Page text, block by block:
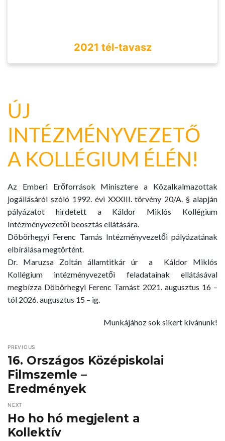
2021 tél-tavasz
ÚJ
INTÉZMÉNYVEZETŐ
A KOLLÉGIUM ÉLÉN!
Az Emberi Erőforrások Minisztere a Közalkalmazottak
jogállásáról szóló 1992. évi XXXIII. törvény 20/A. § alapján
pályázatot hirdetett a Káldor Miklós Kollégium
Intézményvezetői beosztás ellátására.
Döbörhegyi Ferenc Tamás Intézményvezetői pályázatának
elbírálása megtörtént.
Dr. Maruzsa Zoltán államtitkár úr a Káldor Miklós
Kollégium intézményvezetői feladatainak ellátásával
megbízza Döbörhegyi Ferenc Tamást 2021. augusztus 16 –
tól 2026. augusztus 15 – ig.
Munkájához sok sikert kívánunk!
PREVIOUS
16. Országos Középiskolai
Filmszemle –
Eredmények
NEXT
Ho ho hó megjelent a
Kollektív